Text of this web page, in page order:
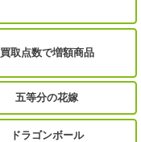
買取点数で増額商品
五等分の花嫁
ドラゴンボール